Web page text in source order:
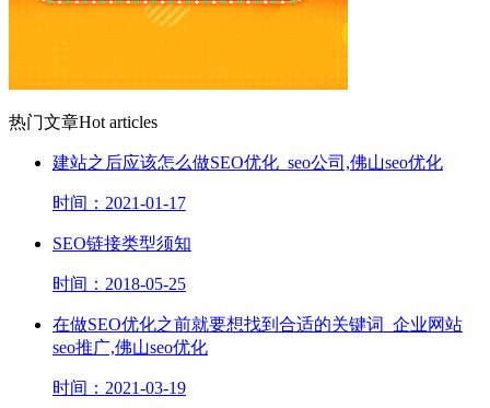
热门文章Hot articles
建站之后应该怎么做SEO优化_seo公司,佛山seo优化
时间：2021-01-17
SEO链接类型须知
时间：2018-05-25
在做SEO优化之前就要想找到合适的关键词_企业网站
seo推广,佛山seo优化
时间：2021-03-19